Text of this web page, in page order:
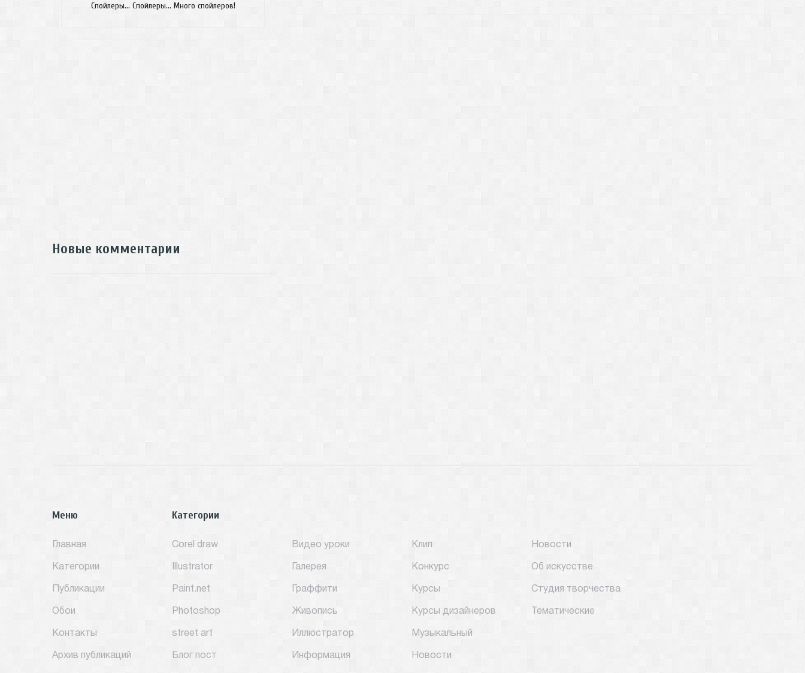
Спойлеры... Спойлеры... Много спойлеров!
Новые комментарии
Меню
Главная
Категории
Публикации
Обои
Контакты
Архив публикаций
Категории
Corel draw
Illustrator
Paint.net
Photoshop
street art
Блог пост
Видео уроки
Галерея
Граффити
Живопись
Иллюстратор
Информация
Клип
Конкурс
Курсы
Курсы дизайнеров
Музыкальный
Новости
Новости
Об искусстве
Студия творчества
Тематические